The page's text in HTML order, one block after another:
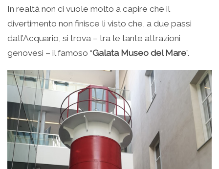
In realtà non ci vuole molto a capire che il
divertimento non finisce lì visto che, a due passi
dall’Acquario, si trova – tra le tante attrazioni
genovesi – il famoso “Galata Museo del Mare”.